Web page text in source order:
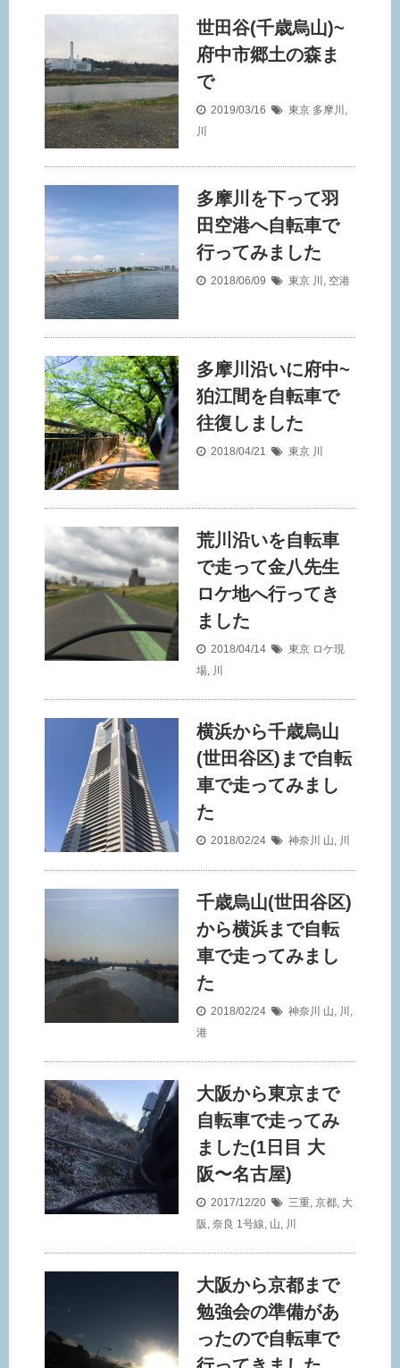
世田谷(千歳烏山)~
府中市郷土の森ま
で
2019/03/16 東京 多摩川 ,
川
多摩川を下って羽
田空港へ自転車で
行ってみました
2018/06/09 東京 川 , 空港
多摩川沿いに府中~
狛江間を自転車で
往復しました
2018/04/21 東京 川
荒川沿いを自転車
で走って金八先生
ロケ地へ行ってき
ました
2018/04/14 東京 ロケ現
場, 川
横浜から千歳烏山
(世田谷区)まで自転
車で走ってみまし
た
2018/02/24 神奈川 山, 川
千歳烏山(世田谷区)
から横浜まで自転
車で走ってみまし
た
2018/02/24 神奈川 山, 川 ,
港
大阪から東京まで
自転車で走ってみ
ました(1日目 大
阪〜名古屋)
2017/12/20 三重, 京都, 大
阪 , 奈良 1号線, 山, 川
大阪から京都まで
勉強会の準備があ
ったので自転車で